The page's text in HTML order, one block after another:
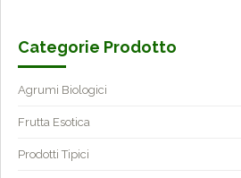
Categorie Prodotto
Agrumi Biologici
Frutta Esotica
Prodotti Tipici